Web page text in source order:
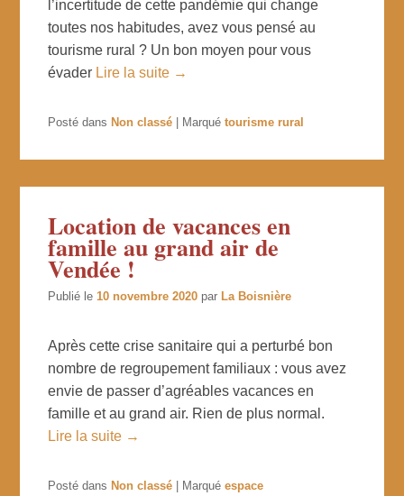
l’incertitude de cette pandémie qui change
toutes nos habitudes, avez vous pensé au
tourisme rural ? Un bon moyen pour vous
évader Lire la suite →
Posté dans Non classé Marqué tourisme rural
Location de vacances en
famille au grand air de
Vendée !
Publié le 10 novembre 2020 par La Boisnière
Après cette crise sanitaire qui a perturbé bon
nombre de regroupement familiaux : vous avez
envie de passer d’agréables vacances en
famille et au grand air. Rien de plus normal.
Lire la suite →
Posté dans Non classé Marqué espace